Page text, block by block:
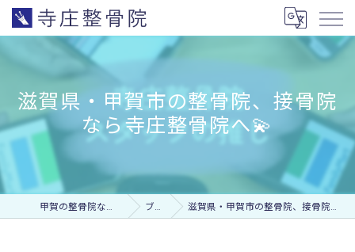
滋賀県・甲賀市の整骨院、接骨院
なら寺庄整骨院へ💫
甲賀の整骨院なら寺庄整骨院 ブログ 滋賀県・甲賀市の整骨院、接骨院なら寺庄整骨院へ💫